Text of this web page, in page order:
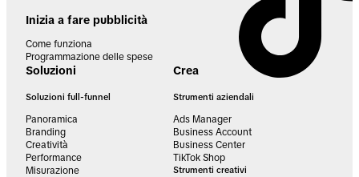
Inizia a fare pubblicità
Come funziona
Programmazione delle spese
Soluzioni
Soluzioni full-funnel
Panoramica
Branding
Creatività
Performance
Misurazione
Crea
Strumenti aziendali
Ads Manager
Business Account
Business Center
TikTok Shop
Strumenti creativi